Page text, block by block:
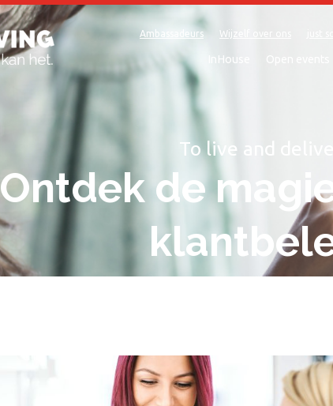
Ambassadeurs Wijzelf over ons
InHouse
To live and
Ontdek de